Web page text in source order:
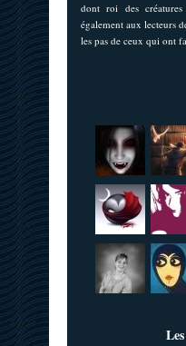
dont roi des
également aux lecteurs
les pas de ceux qui ont